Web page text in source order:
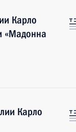
Карло
«Мадонна
Карло